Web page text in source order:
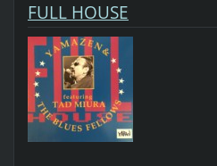
FULL HOUSE